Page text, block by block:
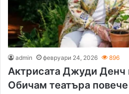
admin февруари 24, 2026 896
Актрисата Джуди Денч
Обичам театъра